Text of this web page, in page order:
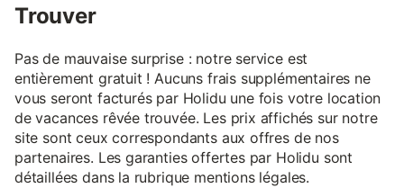
Trouver
Pas de mauvaise surprise : notre service est
entièrement gratuit ! Aucuns frais supplémentaires ne
vous seront facturés par Holidu une fois votre location
de vacances rêvée trouvée. Les prix affichés sur notre
site sont ceux correspondants aux offres de nos
partenaires. Les garanties offertes par Holidu sont
détaillées dans la rubrique mentions légales.